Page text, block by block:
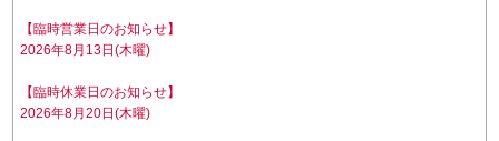
【臨時営業日のお知らせ】
2026年8月13日(木曜)
【臨時休業日のお知らせ】
2026年8月20日(木曜)